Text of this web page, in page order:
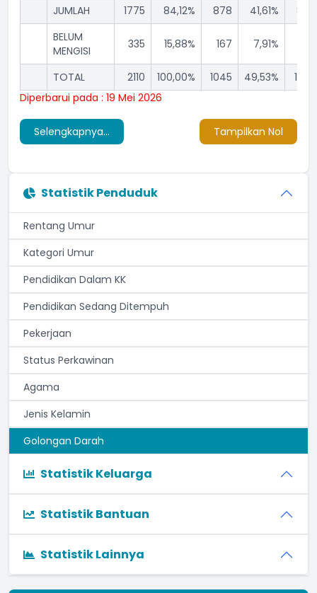
Statistik Penduduk
Rentang Umur
Kategori Umur
Pendidikan Dalam KK
Pendidikan Sedang Ditempuh
Pekerjaan
Status Perkawinan
Agama
Jenis Kelamin
Golongan Darah
Statistik Keluarga
Statistik Bantuan
Statistik Lainnya
JUMLAH 1775 84,12% 878 41,61%
897
BELUM
MENGISI
335 15,88% 167 7,91%
TOTAL 2110 100,00% 1045 49,53%
1065
Diperbarui pada : 19 Mei 2026
Selengkapnya... Tampilkan Nol